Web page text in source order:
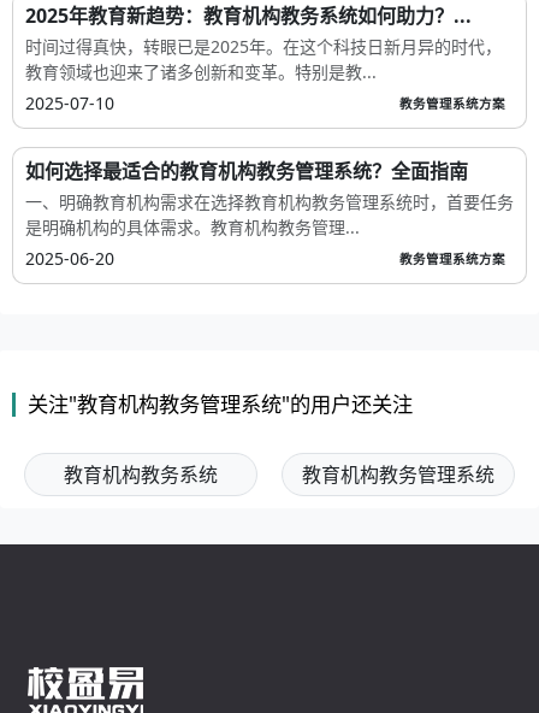
2025年教育新趋势：教育机构教务系统如何助力？...
时间过得真快，转眼已是2025年。在这个科技日新月异的时代，
教育领域也迎来了诸多创新和变革。特别是教...
2025-07-10
教务管理系统方案
如何选择最适合的教育机构教务管理系统？全面指南
一、明确教育机构需求在选择教育机构教务管理系统时，首要任务
是明确机构的具体需求。教育机构教务管理...
2025-06-20
教务管理系统方案
关注"教育机构教务管理系统"的用户还关注
教育机构教务系统 教育机构教务管理系统